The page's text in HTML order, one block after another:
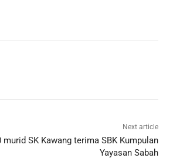
Next article
murid SK Kawang terima SBK Kumpulan
Yayasan Sabah